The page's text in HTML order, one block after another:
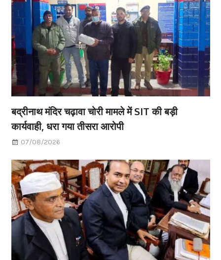
बद्रीनाथ मंदिर चढ़ावा चोरी मामले में SIT की बड़ी
कार्यवाही, धरा गया तीसरा आरोपी
07/08/2026